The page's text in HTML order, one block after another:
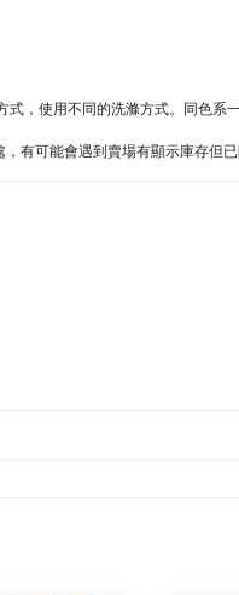
，使用不同的洗滌方式。同色系
有可能會遇到賣場有顯示庫存但已